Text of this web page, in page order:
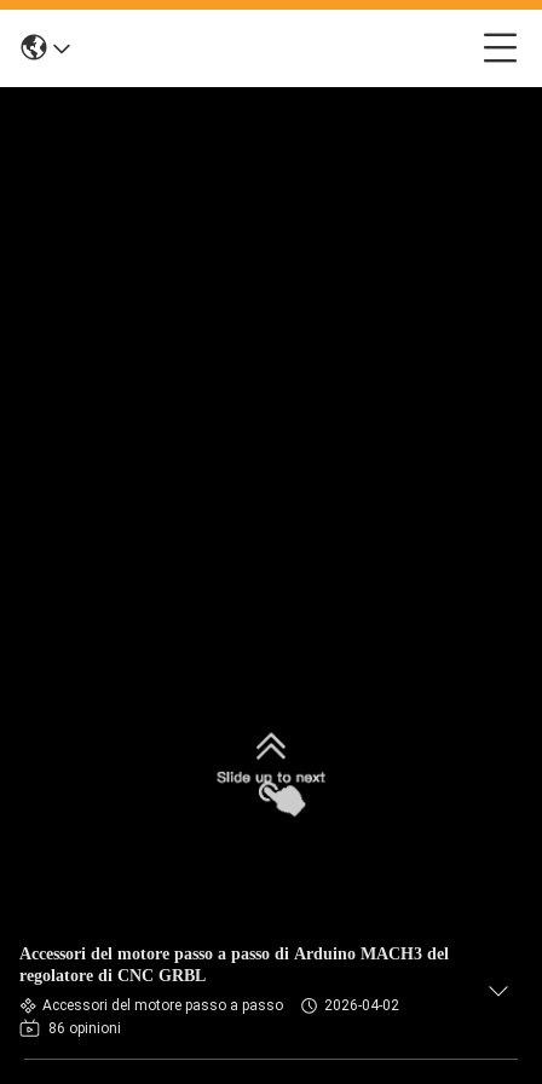
Accessori del motore passo a passo di Arduino MACH3 del
regolatore di CNC GRBL
Accessori del motore passo a passo
2026-04-02
86 opinioni